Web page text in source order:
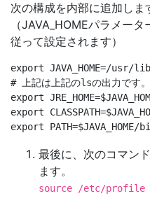
次の構成を内部に追加しま
（JAVA_HOMEパラメー
従って設定されます）
export JAVA_HOME=/
# 上記は上記のlsの出力です
export
export
最後に、次のコマン
ます。
source /etc/profile